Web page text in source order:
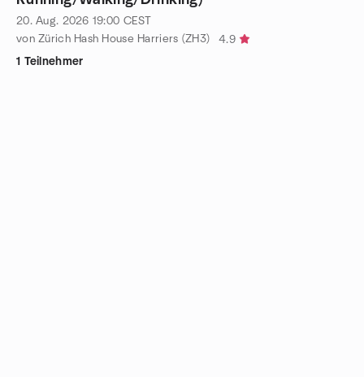
20. Aug. 2026 19:00 CEST
von Zürich Hash House Harriers (ZH3)
4.9
1 Teilnehmer